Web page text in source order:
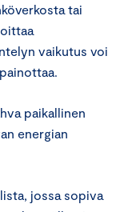
tai
vaikutus voi
paikallinen
energian
jossa sopiva